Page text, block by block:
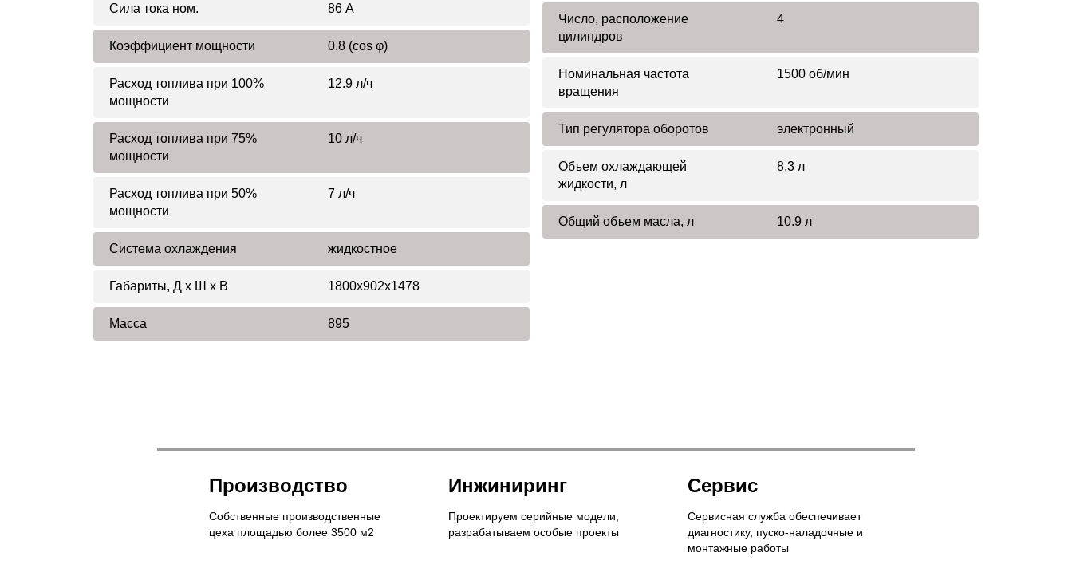
Сила тока ном. 86 А
Коэффициент мощности 0.8 (cos φ)
Расход топлива при 100%
мощности
12.9 л/ч
Расход топлива при 75%
мощности
10 л/ч
Расход топлива при 50%
мощности
7 л/ч
Система охлаждения жидкостное
Габариты, Д x Ш x В 1800x902x1478
Масса 895
Число, расположение
цилиндров
4
Номинальная частота
вращения
1500 об/мин
Тип регулятора оборотов электронный
Объем охлаждающей
жидкости, л
8.3 л
Общий объем масла, л 10.9 л
Производство
Собственные производственные
цеха площадью более 3500 м2
Инжиниринг
Проектируем серийные модели,
разрабатываем особые проекты
Сервис
Сервисная служба обеспечивает
диагностику, пуско-наладочные и
монтажные работы